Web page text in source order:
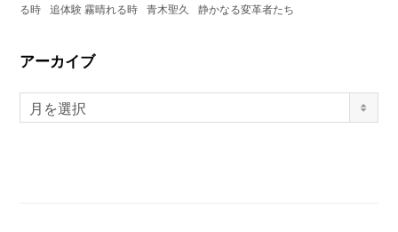
る時
追体験 霧晴れる時 青木聖久 静かなる変革者たち
アーカイブ
月を選択